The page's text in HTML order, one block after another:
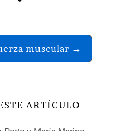
muscular →
ARTÍCULO